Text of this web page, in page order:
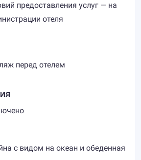
предоставления услуг — на
отеля
перед отелем
с видом на океан и обеденная